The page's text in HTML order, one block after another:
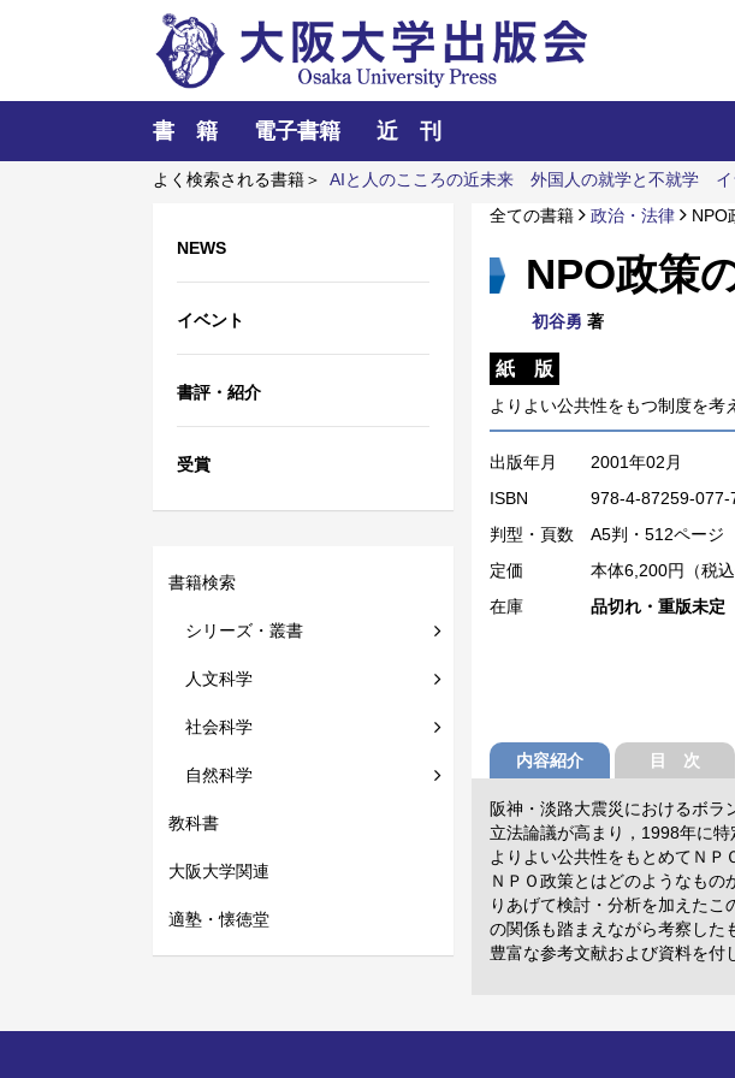
書 籍 電子書籍 近 刊
よく検索される書籍＞ AIと人のこころの近未来 外国人の就学と不就学
NEWS
イベント
書評・紹介
受賞
書籍検索
シリーズ・叢書
人文科学
社会科学
自然科学
教科書
大阪大学関連
適塾・懐徳堂
全ての書籍 政治・法律 NPO
NPO政策
初谷勇 著
紙 版
よりよい公共性をもつ制度を考
出版年月
2001年02月
ISBN
978-4-87259-077-
判型・頁数 A5判・512ページ
定価
本体6,200円（税込
在庫
品切れ・重版未定
内容紹介 目 次
阪神・淡路大震災におけるボ
立法論議が高まり，1998年に
よりよい公共性をもとめてＮ
ＮＰＯ政策とはどのようなも
りあげて検討・分析を加えた
の関係も踏まえながら考察した
豊富な参考文献および資料を付